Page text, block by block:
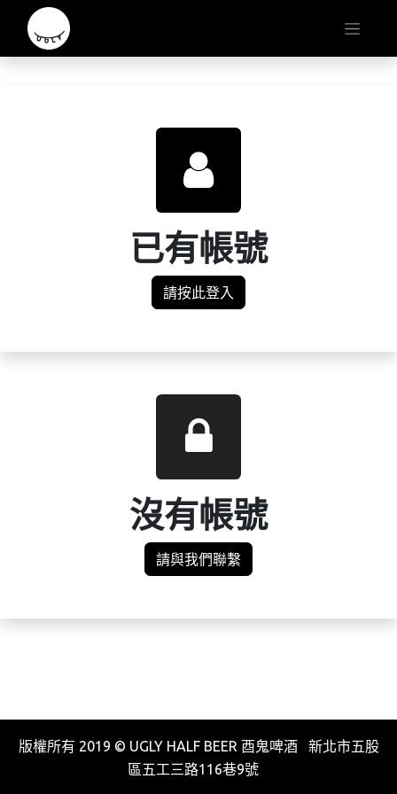
已有帳號
請按此登入
沒有帳號
請與我們聯繫
版權所有 2019 © UGLY HALF BEER 酉鬼啤酒 新北市五股
區五工三路116巷9號